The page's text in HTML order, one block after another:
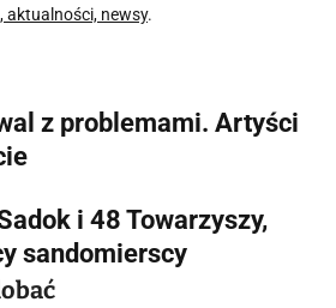
aktualności, newsy.
z problemami. Artyści
i 48 Towarzyszy,
sandomierscy